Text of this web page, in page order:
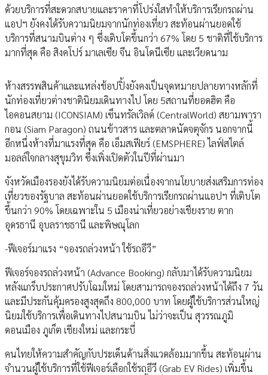
ด้วยบริการที่สะดวกสบายและราคาที่โปร่งใสทำให้บริการเรียกรถผ่าน
แอปฯ ยังคงได้รับความนิยมจากนักท่องเที่ยว สะท้อนผ่านยอดใช้
บริการที่สนามบินต่าง ๆ ซึ่งเติบโตขึ้นกว่า 67% โดย 5 ชาติที่ใช้บริการ
มากที่สุด คือ สิงคโปร์ มาเลเซีย จีน อินโดนีเซีย และเวียดนาม
ห้างสรรพสินค้าและแหล่งช้อปปิ้งยังคงเป็นจุดหมายปลายทางหลักที่
นักท่องเที่ยวต่างชาตินิยมเดินทางไป โดย 5สถานที่ยอดฮิต คือ
ไอคอนสยาม (ICONSIAM) เซ็นทรัลเวิลด์ (CentralWorld) สยามพารา
กอน (Siam Paragon) ถนนข้าวสาร และตลาดนัดจตุจักร นอกจากนี้
อีกหนึ่งห้างที่มาแรงที่สุด คือ เอ็มสเฟียร์ (EMSPHERE) ไลฟ์สไตล์
มอลล์ใจกลางสุขุมวิท ซึ่งเพิ่งเปิดตัวในปีที่ผ่านมา
จังหวัดเมืองรองยังได้รับความนิยมต่อเนื่องจากนโยบายส่งเสริมการท่อง
เที่ยวของรัฐบาล สะท้อนผ่านยอดใช้บริการเรียกรถผ่านแอปฯ ที่เติบโต
ขึ้นกว่า 90% โดยเฉพาะใน 5 เมืองน่าเที่ยวอย่างเชียงราย ตาก
อุดรธานี อุบลราชธานี และพิษณุโลก
-ฟีเจอร์มาแรง “จองรถล่วงหน้า ใช้รถอีวี”
ฟีเจอร์จองรถล่วงหน้า (Advance Booking) กลับมาได้รับความนิยม
หลังแกร็บประกาศปรับโฉมใหม่ โดยสามารถจองรถล่วงหน้าได้ถึง 7 วัน
และมีประกันคุ้มครองสูงสุดถึง 800,000 บาท โดยผู้ใช้บริการส่วนใหญ่
นิยมใช้บริการเพื่อเดินทางไปสนามบิน ไม่ว่าจะเป็น สุวรรณภูมิ
ดอนเมือง ภูเก็ต เชียงใหม่ และกระบี่
คนไทยให้ความสำคัญกับประเด็นด้านสิ่งแวดล้อมมากขึ้น สะท้อนผ่าน
จำนวนผู้ใช้บริการที่ใช้ฟีเจอร์เลือกใช้รถอีวี (Grab EV Rides) เพิ่มขึ้น